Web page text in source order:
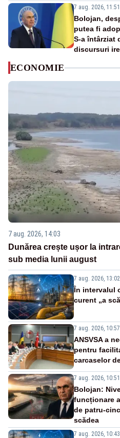
7 aug. 2026, 11:51
Bolojan,
putea fi
S-a întârziat
discursuri
ECONOMIE
7 aug. 2026, 14:03
Dunărea crește ușor la
sub media lunii august
7 aug. 2026, 13:02
În intervalul
curent „a
7 aug. 2026, 10:57
ANSVSA a
pentru
carcaselor
7 aug. 2026, 10:51
Bolojan:
funcționare
de patru-
scădea
7 aug. 2026, 10:43